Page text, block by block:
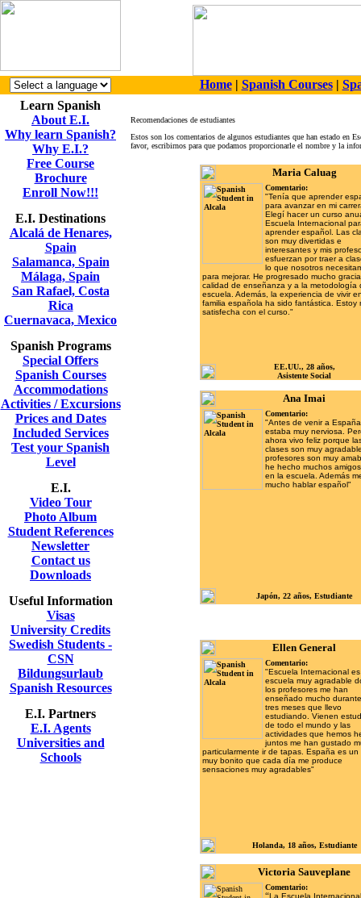
Home| Spanish Courses|
Learn Spanish
About E.I.
Why learn Spanish?
Why E.I.?
Free Course
Brochure
Enroll Now!!!
E.I. Destinations
Alcalá de Henares,
Spain
Salamanca, Spain
Málaga, Spain
San Rafael, Costa
Rica
Cuernavaca, Mexico
Spanish Programs
Special Offers
Spanish Courses
Accommodations
Activities / Excursions
Prices and Dates
Included Services
Test your Spanish
Level
E.I.
Video Tour
Photo Album
Student References
Newsletter
Contact us
Downloads
Useful Information
Visas
University Credits
Swedish Students -
CSN
Bildungsurlaub
Spanish Resources
E.I. Partners
E.I. Agents
Universities and
Schools
Recomendaciones de estudiantes
Estos son los comentarios de algunos estudiantes que han estado en
favor, escribirnos para que podamos proporcionarle el nombre y la
Maria Caluag
Comentario:
"Tenía que aprender
para avanzar en mi
Elegí hacer un curso
Escuela Internacional
aprender español. Las
son muy divertidas e
interesantes y mis
esfuerzan por traer a
lo que nosotros
para mejorar. He progresado mucho
calidad de enseñanza y a la metodología
escuela. Además, la experiencia de vivir
familia española ha sido fantástica. Estoy
satisfecha con el curso."
EE.UU., 28 años,
Asistente Social
Ana Imai
Comentario:
"Antes de venir a España
estaba muy nerviosa.
ahora vivo feliz porque
clases son muy
profesores son muy
he hecho muchos
en la escuela. Además
mucho hablar español"
Japón, 22 años, Estudiante
Ellen General
Comentario:
"Escuela Internacional
escuela muy agradable
los profesores me han
enseñado mucho
tres meses que llevo
estudiando. Vienen
de todo el mundo y las
actividades que hemos
juntos me han gustado
particularmente ir de tapas. España es un
muy bonito que cada día me produce
sensaciones muy agradables"
Holanda, 18 años, Estudiante
Victoria Sauveplane
Comentario:
“La Escuela Internacional